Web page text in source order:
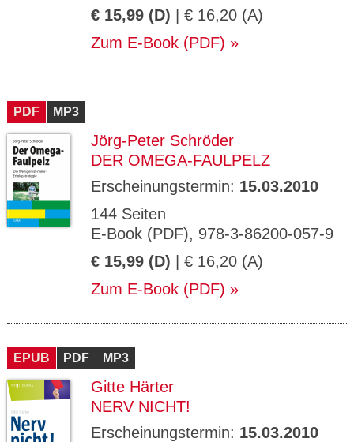
€ 15,99 (D) | € 16,20 (A)
Zum E-Book (PDF)
PDF MP3
Jörg-Peter Schröder
DER OMEGA-FAULPELZ
Erscheinungstermin: 15.03.2010
144 Seiten
E-Book (PDF), 978-3-86200-057-9
€ 15,99 (D) | € 16,20 (A)
Zum E-Book (PDF)
EPUB PDF MP3
Gitte Härter
NERV NICHT!
Erscheinungstermin: 15.03.2010